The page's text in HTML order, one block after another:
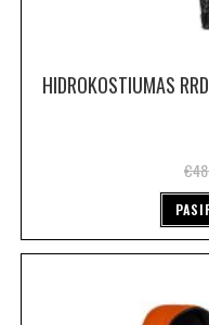
HIDROKOSTIUMAS
€